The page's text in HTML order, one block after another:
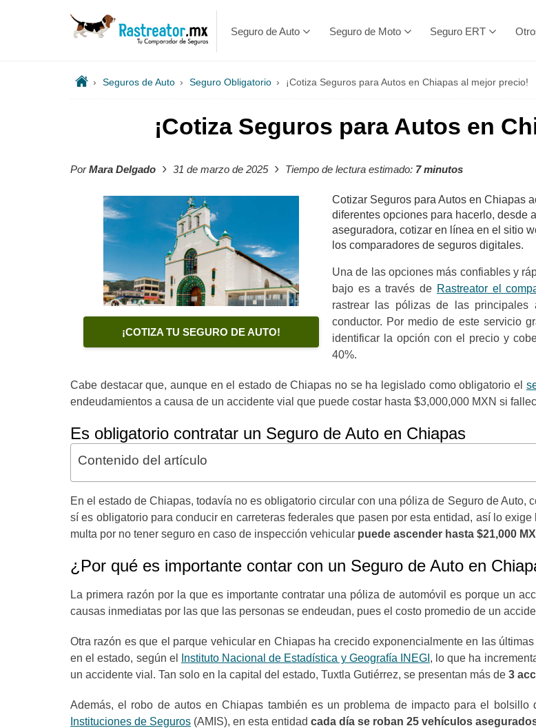
Seguro de Auto Seguro de Moto Seguro ERT
› Seguros de Auto › Seguro Obligatorio › ¡Cotiza Seguros para Autos en Chiapas al mejor precio!
¡Cotiza Seguros para Autos en
PorMara Delgado › 31 de marzo de 2025 › Tiempo de lectura estimado: 7 minutos
¡COTIZA TU SEGURO DE AUTO!
Cotizar Seguros para Autos en Chiapas
diferentes opciones para hacerlo, desde
aseguradora, cotizar en línea en el sitio
los comparadores de seguros digitales.
Una de las opciones más confiables y
bajo es a través de Rastreator el
rastrear las pólizas de las
conductor. Por medio de este servicio
identificar la opción con el precio y
40%.
Cabe destacar que, aunque en el estado de Chiapas no se ha legislado como obligatorio el
endeudamientos a causa de un accidente vial que puede costar hasta $3,000,000 MXN si
Es obligatorio contratar un Seguro de Auto en Chiapas
Contenido del artículo
En el estado de Chiapas, todavía no es obligatorio circular con una póliza de Seguro de Auto,
sí es obligatorio para conducir en carreteras federales que pasen por esta entidad, así lo
multa por no tener seguro en caso de inspección vehicular puede ascender hasta $21,000
¿Por qué es importante contar con un Seguro de Auto en
La primera razón por la que es importante contratar una póliza de automóvil es porque un
causas inmediatas por las que las personas se endeudan, pues el costo promedio de un
Otra razón es que el parque vehicular en Chiapas ha crecido exponencialmente en las
en el estado, según el
Instituto Nacional de Estadística y Geografía INEGI , lo que ha
un accidente vial. Tan solo en la capital del estado, Tuxtla Gutiérrez, se presentan más de 3
Además, el robo de autos en Chiapas también es un problema de impacto para el bolsillo
Instituciones de Seguros (AMIS), en esta entidad cada día se roban 25 vehículos